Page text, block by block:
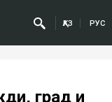
ҚАЗ РУС
град и